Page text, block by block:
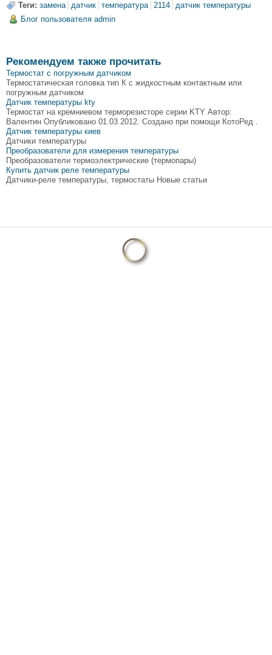
Теги: замена датчик температура 2114 датчик температуры
Блог пользователя admin
Рекомендуем также прочитать
Термостат с погружным датчиком
Термостатическая головка тип К с жидкостным контактным или
погружным датчиком
Датчик температуры kty
Термостат на кремниевом терморезисторе серии KTY Автор:
Валентин Опубликовано 01.03.2012. Создано при помощи КотоРед .
Датчик температуры киев
Датчики температуры
Преобразователи для измерения температуры
Преобразователи термоэлектрические (термопары)
Купить датчик реле температуры
Датчики-реле температуры, термостаты Новые статьи